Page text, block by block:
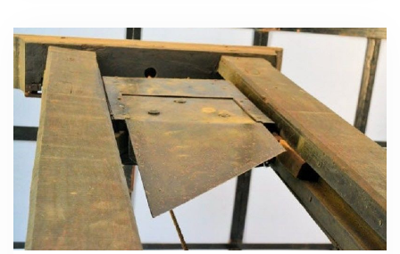
კავშირთან ერთად დავიწყებას მიეცა და
ჭაობით შემოსაზღვრული შენობის კარკასად
იქცა.